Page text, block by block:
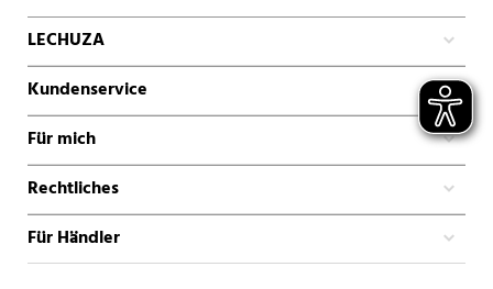
LECHUZA
Kundenservice
Für mich
Rechtliches
Für Händler